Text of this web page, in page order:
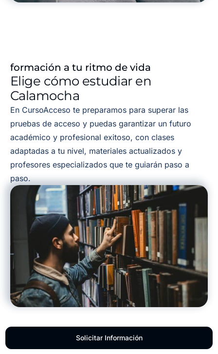
formación a tu ritmo de vida
Elige cómo estudiar en
Calamocha
En CursoAcceso te preparamos para superar las
pruebas de acceso y puedas garantizar un futuro
académico y profesional exitoso, con clases
adaptadas a tu nivel, materiales actualizados y
profesores especializados que te guiarán paso a
paso.
Solicitar Información